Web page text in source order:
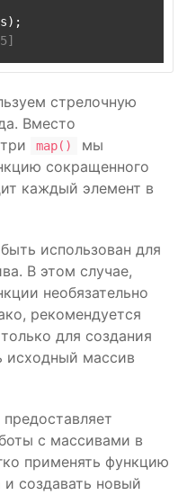
стрелочную
Вместо
map()
мы
сокращенного
каждый элемент в
использован для
В этом случае,
необязательно
рекомендуется
только для создания
исходный массив
предоставляет
с массивами в
применять функцию
создавать новый